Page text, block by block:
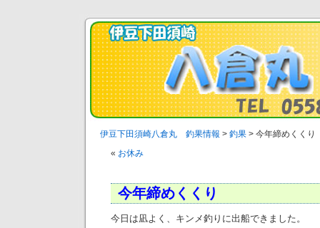
伊豆下田須崎八倉丸 釣果情報 > 釣果 > 今年締めくくり
« お休み
今年締めくくり
今日は凪よく、キンメ釣りに出船できました。